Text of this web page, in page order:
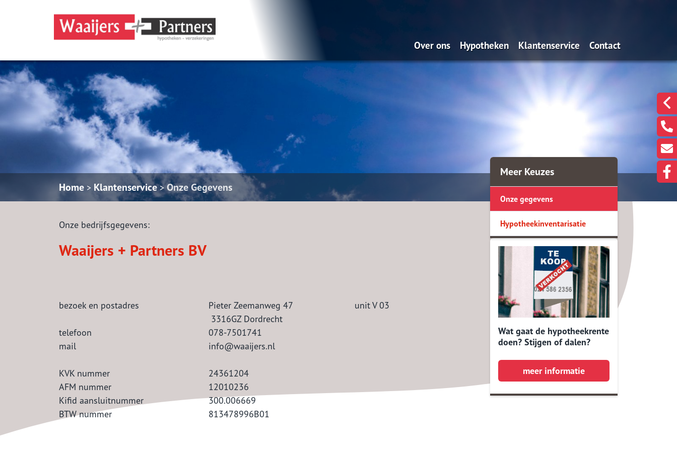
Over ons
ontzorgen
Hypotheken
Oeps, een hypotheek (filmpje)
Actuele rentes
Bereken de maandlasten
Is oversluiten voordelig?
Hypotheek
inventarisatieformulier
Jaarlijks Kosten Percentage
Vraag hier een offerte
Hypotheekvormen
Stappenplan
Klantenservice
Onze gegevens
Hypotheekinventarisatie
Contact
Een berichtje sturen?
Even met ons
Home > Klantenservice > Onze Gegevens
Onze bedrijfsgegevens:
Waaijers + Partners BV
bezoek en postadres Pieter Zeemanweg 47
unit V 03
3316GZ Dordrecht
telefoon
078-7501741
mail
info@waaijers.nl
KVK nummer
24361204
AFM nummer
12010236
Kifid aansluitnummer
300.006669
BTW nummer
813478996B01
Meer Keuzes
Onze gegevens
Hypotheekinventarisatie
Wat gaat de hypotheekrente
doen? Stijgen of dalen?
meer informatie